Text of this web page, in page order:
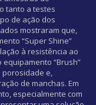
tanto a testes
de ação dos
mostraram que,
“Super Shine”
à resistência ao
“Brush”
porosidade e,
de manchas. Em
especialmente com